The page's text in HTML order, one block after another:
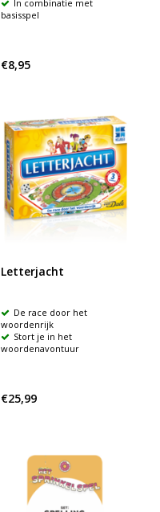
In combinatie met
basisspel
€8,95
Letterjacht
De race door het
woordenrijk
Stort je in het
woordenavontuur
€25,99